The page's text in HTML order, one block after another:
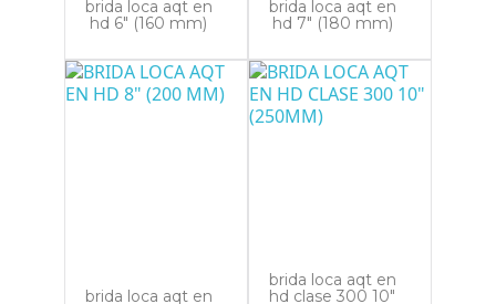
brida loca aqt en
hd 6" (160 mm)
brida loca aqt en
hd 7" (180 mm)
brida loca aqt en
brida loca aqt en
hd clase 300 10"